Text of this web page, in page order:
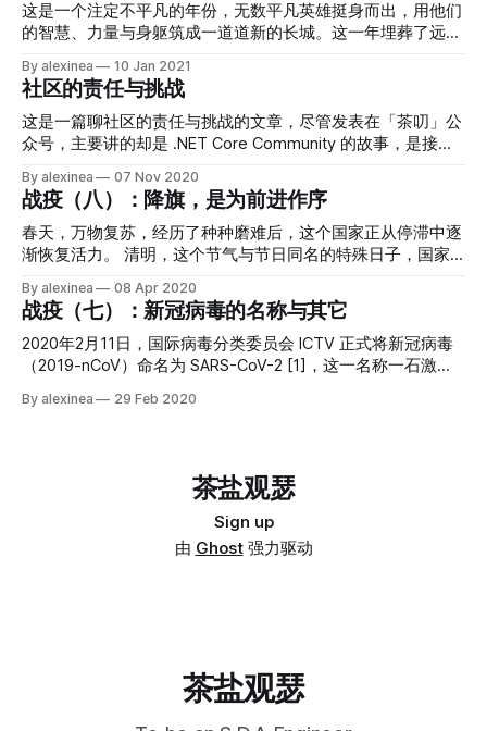
这是一个注定不平凡的年份，无数平凡英雄挺身而出，用他们
的智慧、力量与身躯筑成一道道新的长城。这一年埋葬了远方
苦，他们在嘲笑与癫狂中走向穷途末路。这一年实属不易，许
多人和事物在这一年成为我们的记忆，永远留在了过去；许多
人和事物成为我们的榜样，为我们所追随和学习。没有哪一年
如今年这般光怪陆离、匪夷所思，也没有哪一年如今年这般转
再见，2020；你好，2021。 ※ ※ ※ 在海上 / 在风雨后的山顶
永远有一颗 / 万颗的明星！[1] ※ ※ ※ 2020 年最大的「黑天
鹅」事件便是新冠疫情的大爆发。然而从某种意义上来讲，它
却是一种白天鹅事件。在《黑天鹅》一书中，作者纳西姆·塔
生的事[1]。的确，无论是 WHO、WEF[2]、CEPI[3] 还是比尔·
盖茨等个人都多次警示人们爆发大流感的风险[4]
By alexinea 10 Jan 2021
社区的责任与挑战
这是一篇聊社区的责任与挑战的文章，尽管发表在「茶叨」公
众号，主要讲的却是 .NET Core Community 的故事，是接下
「茶叨」公众号中启用「茶有聊」专题，与大家聊一聊我认为
的社区，并在「NCC 开源社区」公众号中发表多篇《NCC
Story》，与大家分享社区从无到有、从有到大一路走来背后
的故事。 2020 年是个魔幻年份，好多我们不曾料到的东西在
章的总起，让我们从头开始认识一下 NCC 吧。 NCC 全称
.NET Core Community，是一个以 .NET 为主要技术栈的开源
技术社区，她是民间自发成立的非官方、不以盈利为目的的社
区，她是由 5 位联合发起人发起、近百名 .NET
By alexinea 07 Nov 2020
战疫（八）：降旗，是为前进作序
春天，万物复苏，经历了种种磨难后，这个国家正从停滞中逐
渐恢复活力。 清明，这个节气与节日同名的特殊日子，国家
体同胞降旗志哀。 这三分钟的默哀，如同三千年之久，自元
月至今的种种回忆化作千丝万缕道思绪萦绕在心田，那有名与
无名的逝去者们在冥冥间与我们交融，悲其所悲，忧其所忧，
叹其所叹。 这三分钟的默哀，又如三秒般短暂，我们低下头
光，必不负逝去者们的遗愿，使这腌臜病毒肆虐的每一寸土地
过、理解过与谅解过。曾经因为一条微博求助而愤怒又怜悯，
曾经因为口罩被截胡而痛骂大理没道理，曾经因为谣言的此起
验，交换稀缺的防疫物资的购买链接。我们真相与谣言之间寻
觅着有用信息，并挺身而出对谣言说不。我们共同对抗阴谋论
By alexinea 08 Apr 2020
战疫（七）：新冠病毒的名称与其它
2020年2月11日，国际病毒分类委员会 ICTV 正式将新冠病毒
（2019-nCoV）命名为 SARS-CoV-2 [1]，这一名称一石激起
（2003年非典病毒叫做 SARS），也有人强烈建议要求国际病
身专业和研究进行的观点，因此它们可能相互矛盾或与随后的
研究新发现不一致。本文试图将这些信息索引起来，以资各位
「国务院应对新型冠状病毒肺炎疫情联防联控」将“新型冠状
病毒感染的肺炎”暂命名为“新型冠状病毒肺炎”，简称“新冠肺
疾病正式命名为COVID-19，即「2019年冠状病毒疾病」
By alexinea 29 Feb 2020
茶盐观瑟
Sign up
由 Ghost强力驱动
茶盐观瑟